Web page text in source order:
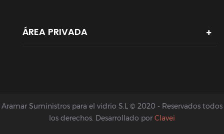
ÁREA PRIVADA
Aramar Suministros para el vidrio S.L © 2020 - Reservados todos
los derechos. Desarrollado por Clavei